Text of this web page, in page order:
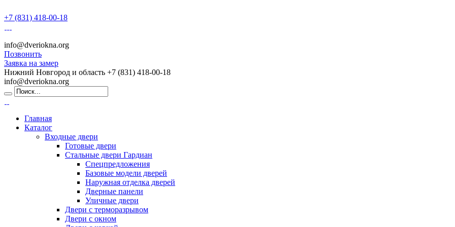
+7 (831) 418-00-18
info@dveriokna.org
Позвонить
Заявка на замер
Нижний Новгород и область +7 (831) 418-00-18
info@dveriokna.org
Главная
Каталог
Входные двери
Готовые двери
Стальные двери Гардиан
Спецпредложения
Базовые модели дверей
Наружная отделка дверей
Дверные панели
Уличные двери
Двери с терморазрывом
Двери с окном